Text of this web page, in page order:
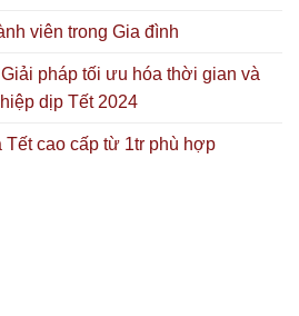
viên trong Gia đình
pháp tối ưu hóa thời gian và
dịp Tết 2024
Tết cao cấp từ 1tr phù hợp